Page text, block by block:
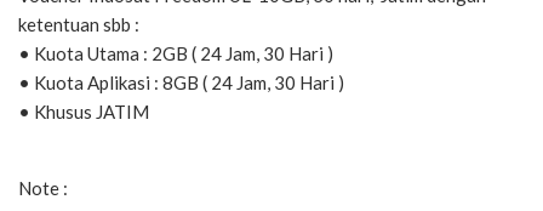
ketentuan sbb :
• Kuota Utama : 2GB ( 24 Jam, 30 Hari )
• Kuota Aplikasi : 8GB ( 24 Jam, 30 Hari )
• Khusus JATIM
Note :